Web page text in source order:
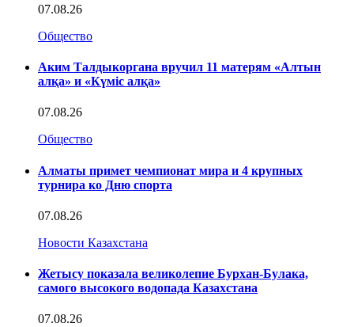
07.08.26
Общество
Аким Талдыкоргана вручил 11 матерям «Алтын
алқа» и «Күміс алқа»
07.08.26
Общество
Алматы примет чемпионат мира и 4 крупных
турнира ко Дню спорта
07.08.26
Новости Казахстана
Жетысу показала великолепие Бурхан-Булака,
самого высокого водопада Казахстана
07.08.26